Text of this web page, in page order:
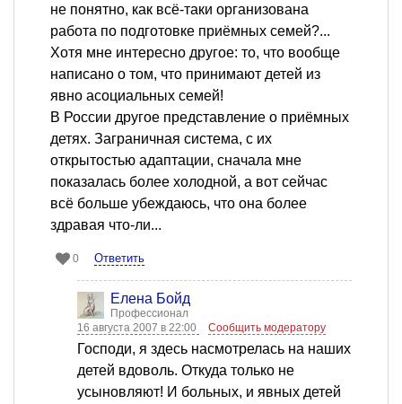
не понятно, как всё-таки организована
работа по подготовке приёмных семей?...
Хотя мне интересно другое: то, что вообще
написано о том, что принимают детей из
явно асоциальных семей!
В России другое представление о приёмных
детях. Заграничная система, с их
открытостью адаптации, сначала мне
показалась более холодной, а вот сейчас
всё больше убеждаюсь, что она более
здравая что-ли...
0 Ответить
Елена Бойд
Профессионал
16 августа 2007 в 22:00
Сообщить модератору
Господи, я здесь насмотрелась на наших
детей вдоволь. Откуда только не
усыновляют! И больных, и явных детей